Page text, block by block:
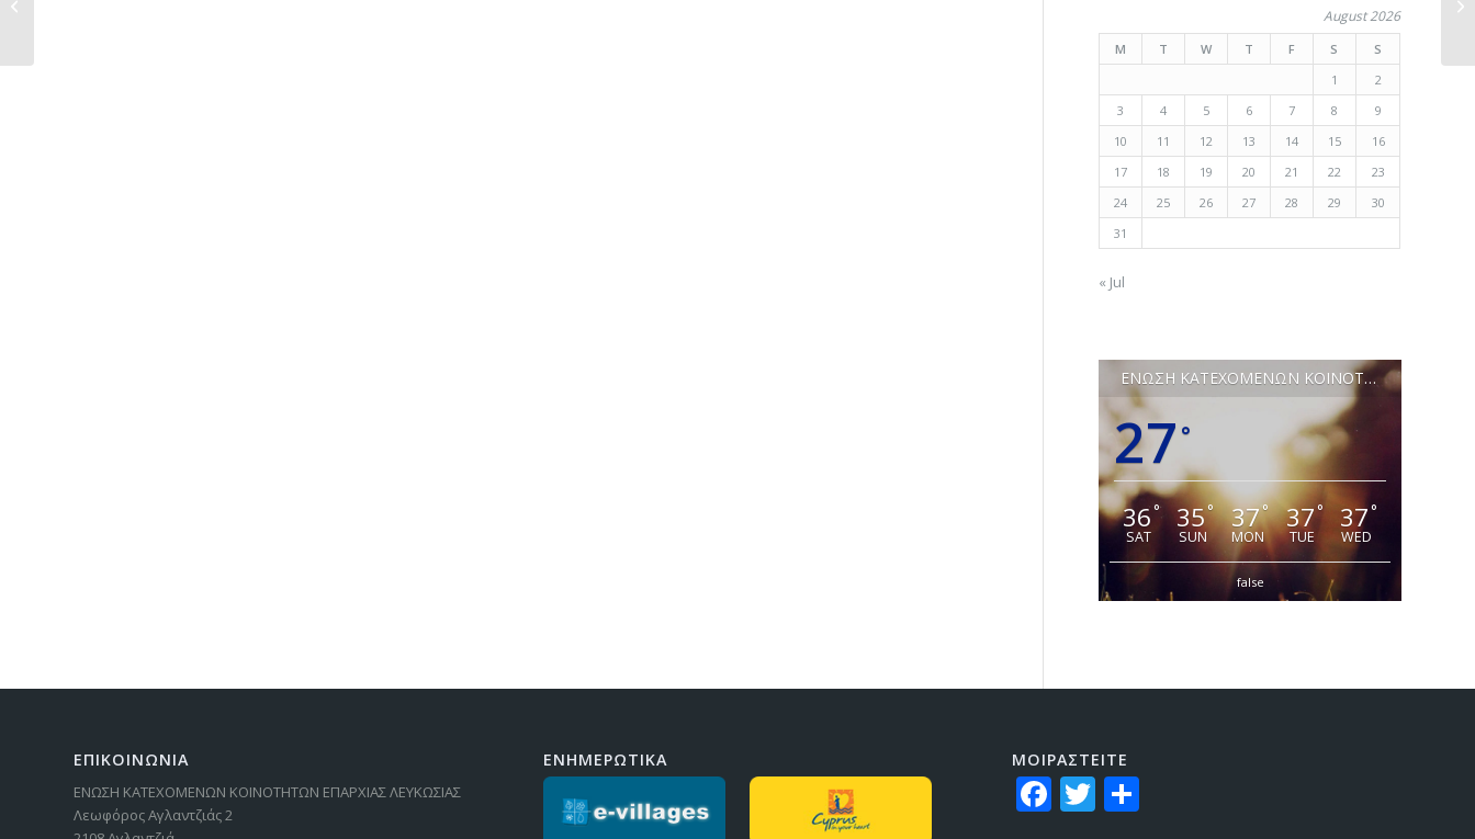
August 2026
M T W T F S
S
1
2
3
4 5 6 7 8
9
10
11 12 13 14 15
16
17
18 19 20 21 22
23
24
25 26 27 28 29
30
31
« Jul
ΕΝΩΣΗ ΚΑΤΕΧΟΜΕΝΩΝ ΚΟΙΝΟΤΗΤΩΝ ΛΕΥΚΩΣΙΑΣ
27 °
36°
SAT
35°
SUN
37°
MON
37°
TUE
37°
WED
false
ΕΠΙΚΟΙΝΩΝΙΑ
ΕΝΩΣΗ ΚΑΤΕΧΟΜΕΝΩΝ ΚΟΙΝΟΤΗΤΩΝ ΕΠΑΡΧΙΑΣ ΛΕΥΚΩΣΙΑΣ
Λεωφόρος Αγλαντζιάς 2
ΕΝΗΜΕΡΩΤΙΚΑ ΜΟΙΡΑΣTEITE
Facebook
Twitter